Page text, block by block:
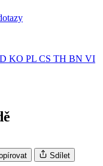
KO PL CS TH BN VI
Sdílet